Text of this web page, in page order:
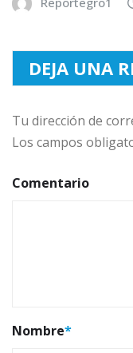
DEJA UNA
Tu dirección de
Los campos
Comentario
Nombre*